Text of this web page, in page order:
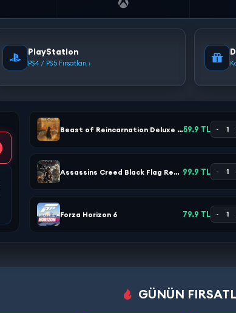
PlayStation
PS4 / PS5 Fırsatları ›
Beast of Reincarnation Deluxe Edition59.9 TL - 1
Assassins Creed Black Flag Resynced 99.9 TL - 1
Forza Horizon 6 79.9 TL - 1
GÜNÜN